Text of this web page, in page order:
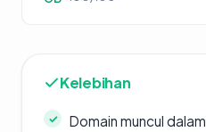
Kelebihan
Domain muncul